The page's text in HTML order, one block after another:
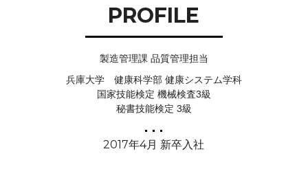
PROFILE
製造管理課 品質管理担当
兵庫大学 健康科学部 健康システム学科
国家技能検定 機械検査3級
秘書技能検定 3級
2017年4月 新卒入社